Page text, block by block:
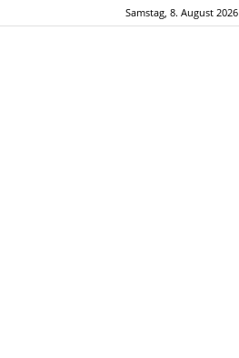
Samstag, 8. August 2026